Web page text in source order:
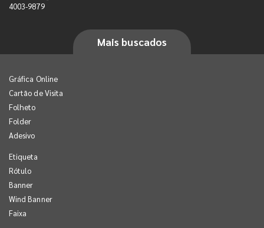
4003-9879
Mais buscados
Gráfica Online
Cartão de Visita
Folheto
Folder
Adesivo
Etiqueta
Rótulo
Banner
Wind Banner
Faixa